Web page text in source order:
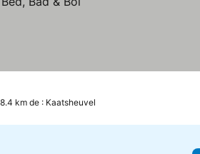
km de : Kaatsheuvel